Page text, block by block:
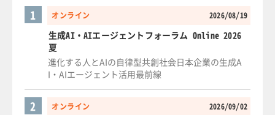
オンライン 2026/08/19
1
生成AI・AIエージェントフォーラム Online 2026
夏
進化する人とAIの自律型共創社会日本企業の生成A
I・AIエージェント活用最前線
オンライン 2026/09/02
2